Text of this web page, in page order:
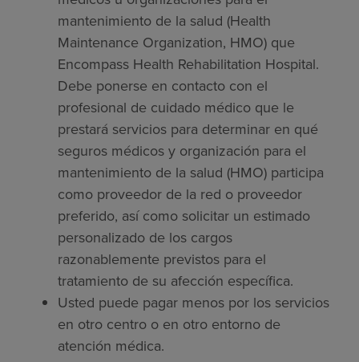
mantenimiento de la salud (Health
Maintenance Organization, HMO) que
Encompass Health Rehabilitation Hospital.
Debe ponerse en contacto con el
profesional de cuidado médico que le
prestará servicios para determinar en qué
seguros médicos y organización para el
mantenimiento de la salud (HMO) participa
como proveedor de la red o proveedor
preferido, así como solicitar un estimado
personalizado de los cargos
razonablemente previstos para el
tratamiento de su afección específica.
Usted puede pagar menos por los servicios
en otro centro o en otro entorno de
atención médica.